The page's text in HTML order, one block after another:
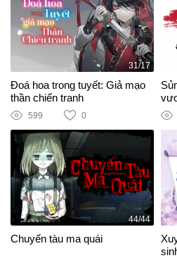
31/17
Đoá hoa trong tuyết: Giả mạo
thần chiến tranh
599 0
44/44
Chuyến tàu ma quái